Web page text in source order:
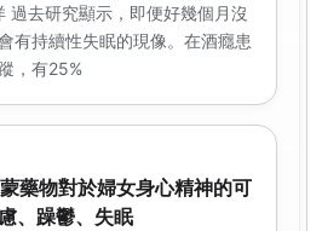
過去研究顯示，即便好幾個月沒
有持續性失眠的現像。在酒癮患
，有25%
藥物對於婦女身心精神的可
、躁鬱、失眠